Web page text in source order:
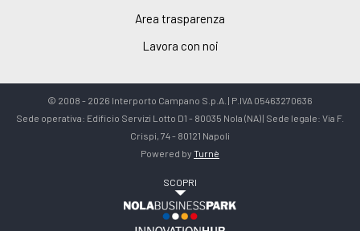
Area trasparenza
Lavora con noi
© 2008 - 2026 Interporto Campano S.p.A. | P.IVA 05463270636
Sede operativa: Edificio Servizi Lotto D1 - 80035 Nola (NA) | Sede legale: Via F.
Crispi, 74 - 80121 Napoli
Powered by Turnè
SCOPRI